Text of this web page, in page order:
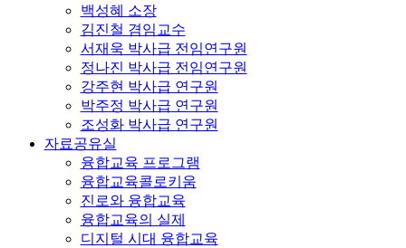
백성혜 소장
김진철 겸임교수
서재욱 박사급 전임연구원
정나진 박사급 전임연구원
강주현 박사급 연구원
박주정 박사급 연구원
조성화 박사급 연구원
자료공유실
융합교육 프로그램
융합교육콜로키움
진로와 융합교육
융합교육의 실제
디지털 시대 융합교육